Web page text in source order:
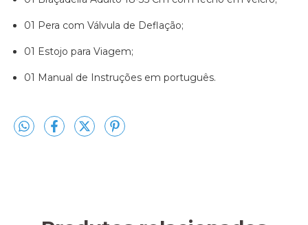
01 Pera com Válvula de Deflação;
01 Estojo para Viagem;
01 Manual de Instruções em português.